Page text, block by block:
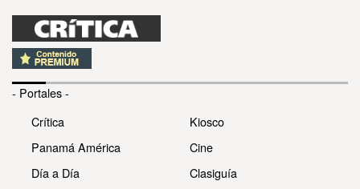
- Portales -
Crítica
Panamá América
Día a Día
Kiosco
Cine
Clasiguía